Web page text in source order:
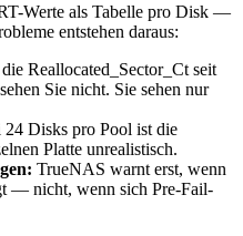
Werte als Tabelle pro Disk —
entstehen daraus:
Reallocated_Sector_Ct seit
Sie nicht. Sie sehen nur
24 Disks pro Pool ist die
Platte unrealistisch.
TrueNAS warnt erst, wenn
— nicht, wenn sich Pre-Fail-